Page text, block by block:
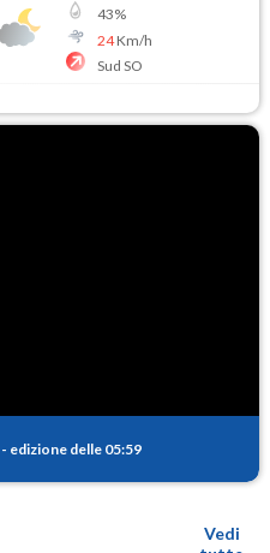
43%
24Km/h
Sud SO
- edizione delle 05:59
Vedi